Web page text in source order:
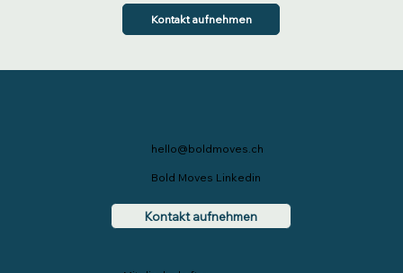
Kontakt aufnehmen
hello@boldmoves.ch
Bold Moves Linkedin
Kontakt aufnehmen